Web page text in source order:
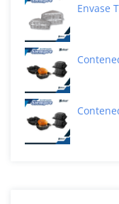
Envase